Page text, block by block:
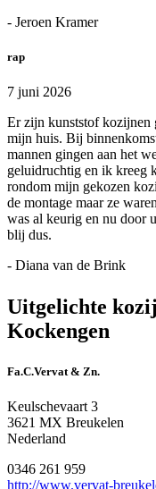
- Jeroen Kramer
rap
7 juni 2026
Er zijn kunststof kozijnen
mijn huis. Bij
mannen gingen aan het
geluidruchtig en ik kreeg
rondom mijn gekozen
de montage maar ze
was al keurig en nu door
blij dus.
- Diana van de Brink
Uitgelichte
Kockengen
Fa.C.Vervat & Zn.
Keulschevaart 3
3621 MX Breukelen
Nederland
0346 261 959
http://www.vervat-